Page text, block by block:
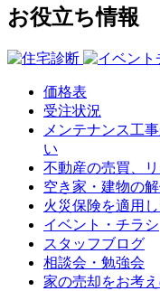
お役立ち情報
価格表
受注状況
メンテナンス工
い
不動産の売買、
空き家・建物の
火災保険を適用
イベント・チラシ
スタッフブログ
相談会・勉強会
家の売却をお考